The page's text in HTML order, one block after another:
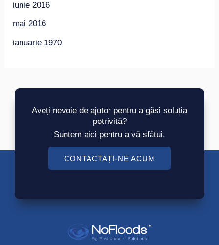
iunie 2016
mai 2016
ianuarie 1970
Aveți nevoie de ajutor pentru a găsi soluția
potrivită?
Suntem aici pentru a vă sfătui.
CONTACTAȚI-NE ACUM